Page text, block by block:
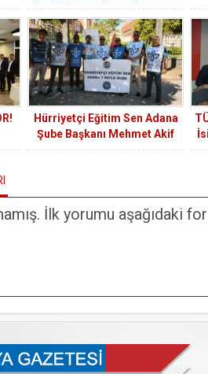
SAĞLIK ÇALIŞANLARI İLE
BULUŞTU
Hürriyetçi Eğitim Sen Adana
Şube Başkanı Mehmet Akif
Özcan : Hak yoksa huzur yok!
İlk yorumu aşağıdaki